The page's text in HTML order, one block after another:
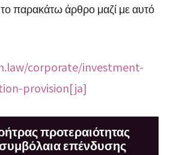
παρακάτω άρθρο μαζί με αυτό
corporate/investment-
provision[ja]
προτεραιότητας
επένδυσης